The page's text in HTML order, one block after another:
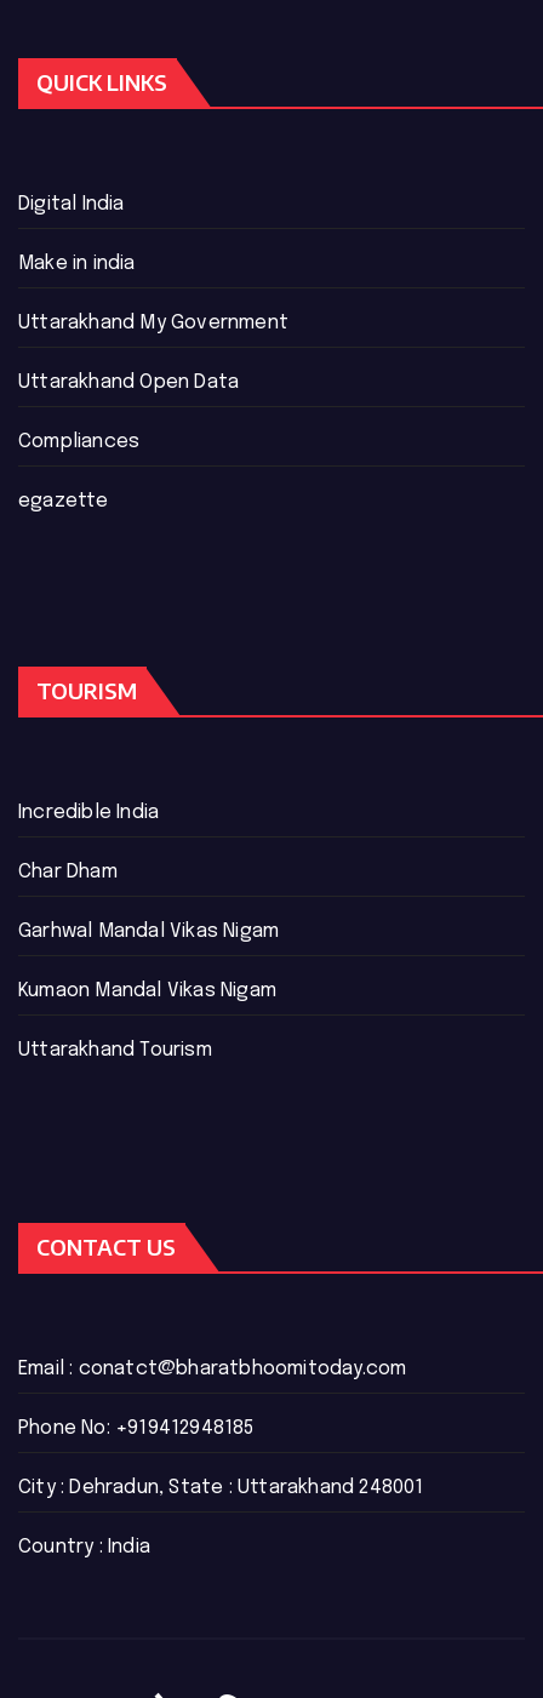
QUICK LINKS
Digital India
Make in india
Uttarakhand My Government
Uttarakhand Open Data
Compliances
egazette
TOURISM
Incredible India
Char Dham
Garhwal Mandal Vikas Nigam
Kumaon Mandal Vikas Nigam
Uttarakhand Tourism
CONTACT US
Email : conatct@bharatbhoomitoday.com
Phone No: +919412948185
City : Dehradun, State : Uttarakhand 248001
Country : India